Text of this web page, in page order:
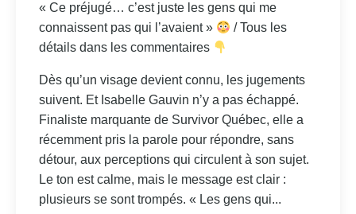
« Ce préjugé… c’est juste les gens qui me
connaissent pas qui l’avaient »
/ Tous les
détails dans les commentaires
Dès qu’un visage devient connu, les jugements
suivent. Et Isabelle Gauvin n’y a pas échappé.
Finaliste marquante de Survivor Québec, elle a
récemment pris la parole pour répondre, sans
détour, aux perceptions qui circulent à son sujet.
Le ton est calme, mais le message est clair :
plusieurs se sont trompés. « Les gens qui...